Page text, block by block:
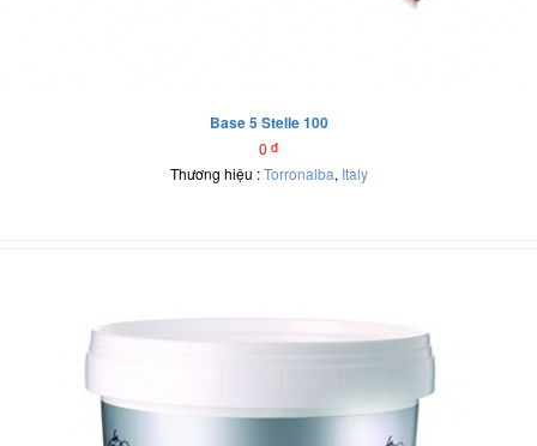
Base 5 Stelle 100
0 đ
Thương hiệu :Torronalba, Italy